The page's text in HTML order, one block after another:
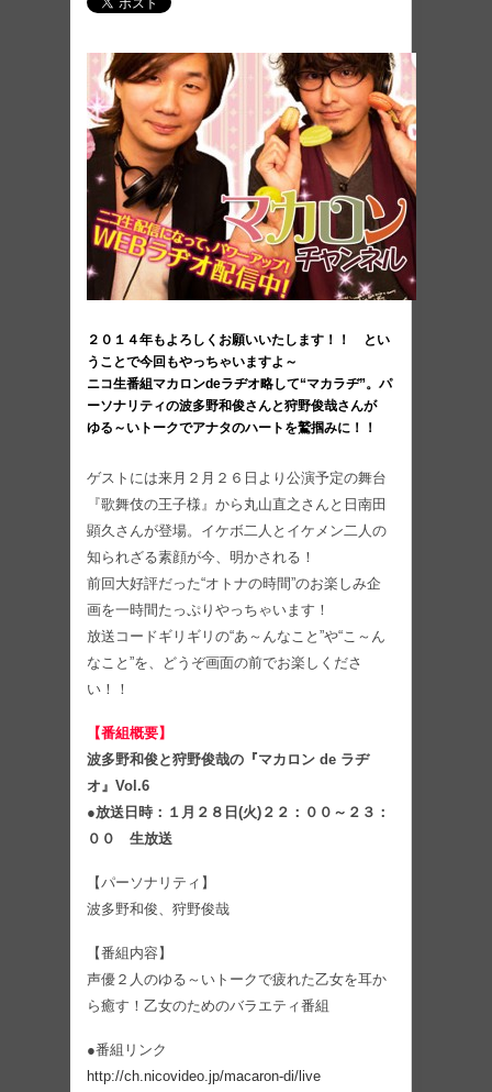
２０１４年もよろしくお願いいたします！！ とい
うことで今回もやっちゃいますよ～
ニコ生番組マカロンdeラヂオ略して“マカラヂ”。パ
ーソナリティの波多野和俊さんと狩野俊哉さんが
ゆる～いトークでアナタのハートを鷲掴みに！！
ゲストには来月２月２６日より公演予定の舞台
『歌舞伎の王子様』から丸山直之さんと日南田
顕久さんが登場。イケボ二人とイケメン二人の
知られざる素顔が今、明かされる！
前回大好評だった“オトナの時間”のお楽しみ企
画を一時間たっぷりやっちゃいます！
放送コードギリギリの“あ～んなこと”や“こ～ん
なこと”を、どうぞ画面の前でお楽しくださ
い！！
【番組概要】
波多野和俊と狩野俊哉の『マカロン de ラヂ
オ』Vol.6
●放送日時：１月２８日(火)２２：００～２３：
００ 生放送
【パーソナリティ】
波多野和俊、狩野俊哉
【番組内容】
声優２人のゆる～いトークで疲れた乙女を耳か
ら癒す！乙女のためのバラエティ番組
●番組リンク
http://ch.nicovideo.jp/macaron-di/live